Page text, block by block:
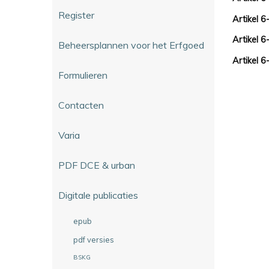
Register
Beheersplannen voor het Erfgoed
Formulieren
Contacten
Varia
PDF DCE & urban
Digitale publicaties
epub
pdf versies
BSKG
Artikel
Artikel
Artikel